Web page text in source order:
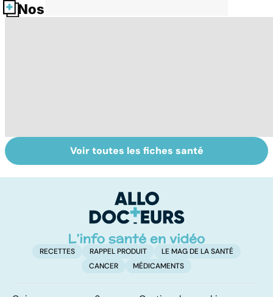
Nos fiches santé
Tout savoir sur le
cancer de la
Mélanome : le
plus redouté des
peau
Voir toutes les fiches santé
RECETTES RAPPEL PRODUIT
LE MAG DE LA SANTÉ
CANCER
MÉDICAMENTS